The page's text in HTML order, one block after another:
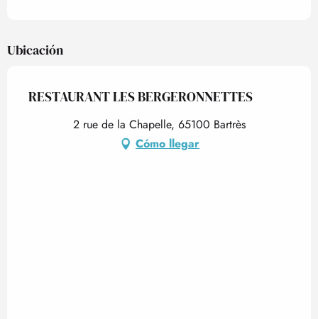
Ubicación
RESTAURANT LES BERGERONNETTES
2 rue de la Chapelle, 65100 Bartrès
Cómo llegar